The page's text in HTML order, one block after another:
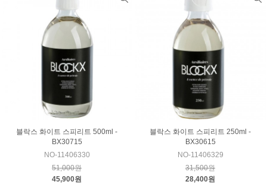
블락스 화이트 스피리트 500ml -
BX30715
NO-11406330
51,000원
45,900원
블락스 화이트 스피리트 250ml -
BX30615
NO-11406329
31,500원
28,400원